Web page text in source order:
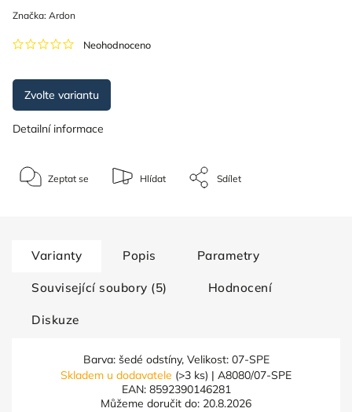
Neohodnoceno
Značka: Ardon
Zvolte variantu
Detailní informace
Zeptat se Hlídat Sdílet
Varianty Popis Parametry
Související soubory (5) Hodnocení
Diskuze
Barva: šedé odstíny, Velikost: 07-SPE
Skladem u dodavatele (>3 ks) | A8080/07-SPE
EAN: 8592390146281
Můžeme doručit do: 20.8.2026